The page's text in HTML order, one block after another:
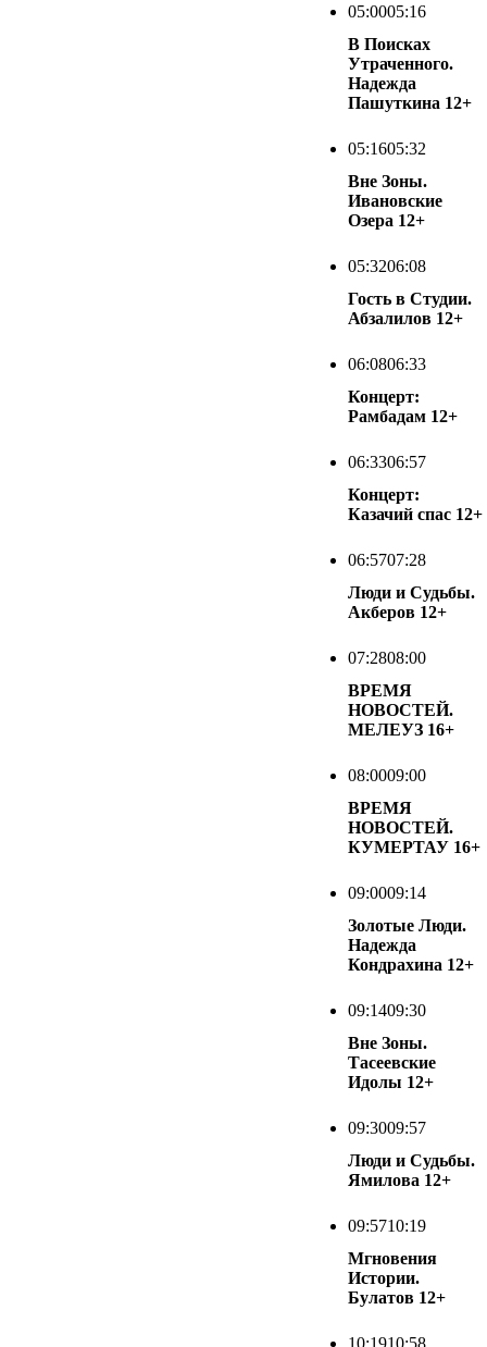
05:0005:16
В Поисках
Утраченного.
Надежда
Пашуткина 12+
05:1605:32
Вне Зоны.
Ивановские
Озера 12+
05:3206:08
Гость в Студии.
Абзалилов 12+
06:0806:33
Концерт:
Рамбадам 12+
06:3306:57
Концерт:
Казачий спас 12+
06:5707:28
Люди и Судьбы.
Акберов 12+
07:2808:00
ВРЕМЯ
НОВОСТЕЙ.
МЕЛЕУЗ 16+
08:0009:00
ВРЕМЯ
НОВОСТЕЙ.
КУМЕРТАУ 16+
09:0009:14
Золотые Люди.
Надежда
Кондрахина 12+
09:1409:30
Вне Зоны.
Тасеевские
Идолы 12+
09:3009:57
Люди и Судьбы.
Ямилова 12+
09:5710:19
Мгновения
Истории.
Булатов 12+
10:1910:58